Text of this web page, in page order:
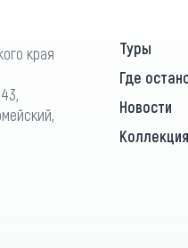
края
Туры
Где
Новости